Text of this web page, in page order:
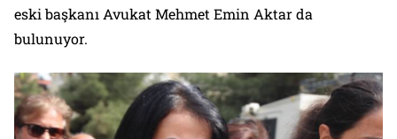
eski başkanı Avukat Mehmet Emin Aktar da
bulunuyor.